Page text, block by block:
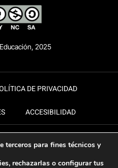
2025
DE PRIVACIDAD
ACCESIBILIDAD
terceros para fines técnicos y
rechazarlas o configurar tus